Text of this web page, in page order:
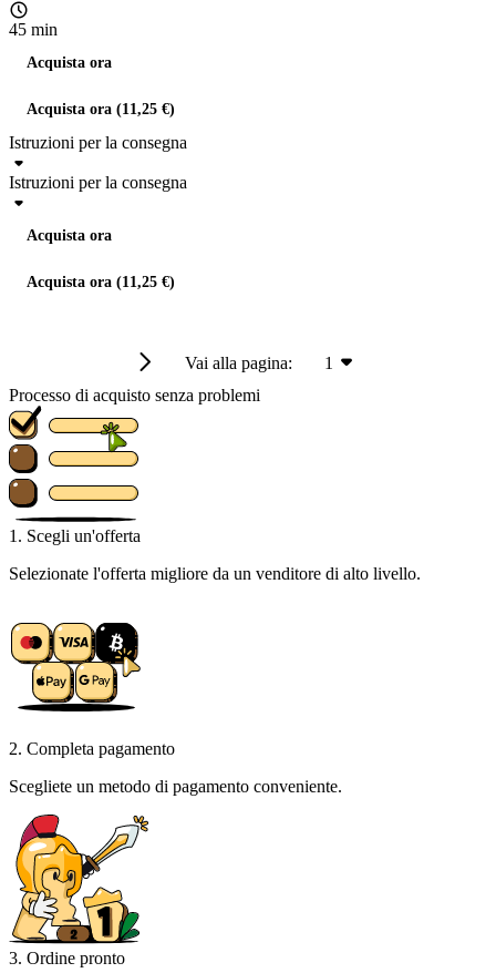
45 min
Acquista ora
Acquista ora (11,25 €)
Istruzioni per la consegna
Istruzioni per la consegna
Acquista ora
Acquista ora (11,25 €)
Vai alla pagina:
1
Processo di acquisto senza problemi
1. Scegli un'offerta
Selezionate l'offerta migliore da un venditore di alto livello.
2. Completa pagamento
Scegliete un metodo di pagamento conveniente.
3. Ordine pronto